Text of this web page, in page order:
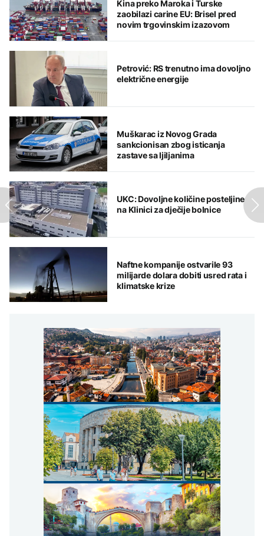
Kina preko Maroka i Turske
zaobilazi carine EU: Brisel pred
novim trgovinskim izazovom
Petrović: RS trenutno ima dovoljno
električne energije
Muškarac iz Novog Grada
sankcionisan zbog isticanja
zastave sa ljiljanima
UKC: Dovoljne količine posteljine
na Klinici za dječije bolnice
Naftne kompanije ostvarile 93
milijarde dolara dobiti usred rata i
klimatske krize